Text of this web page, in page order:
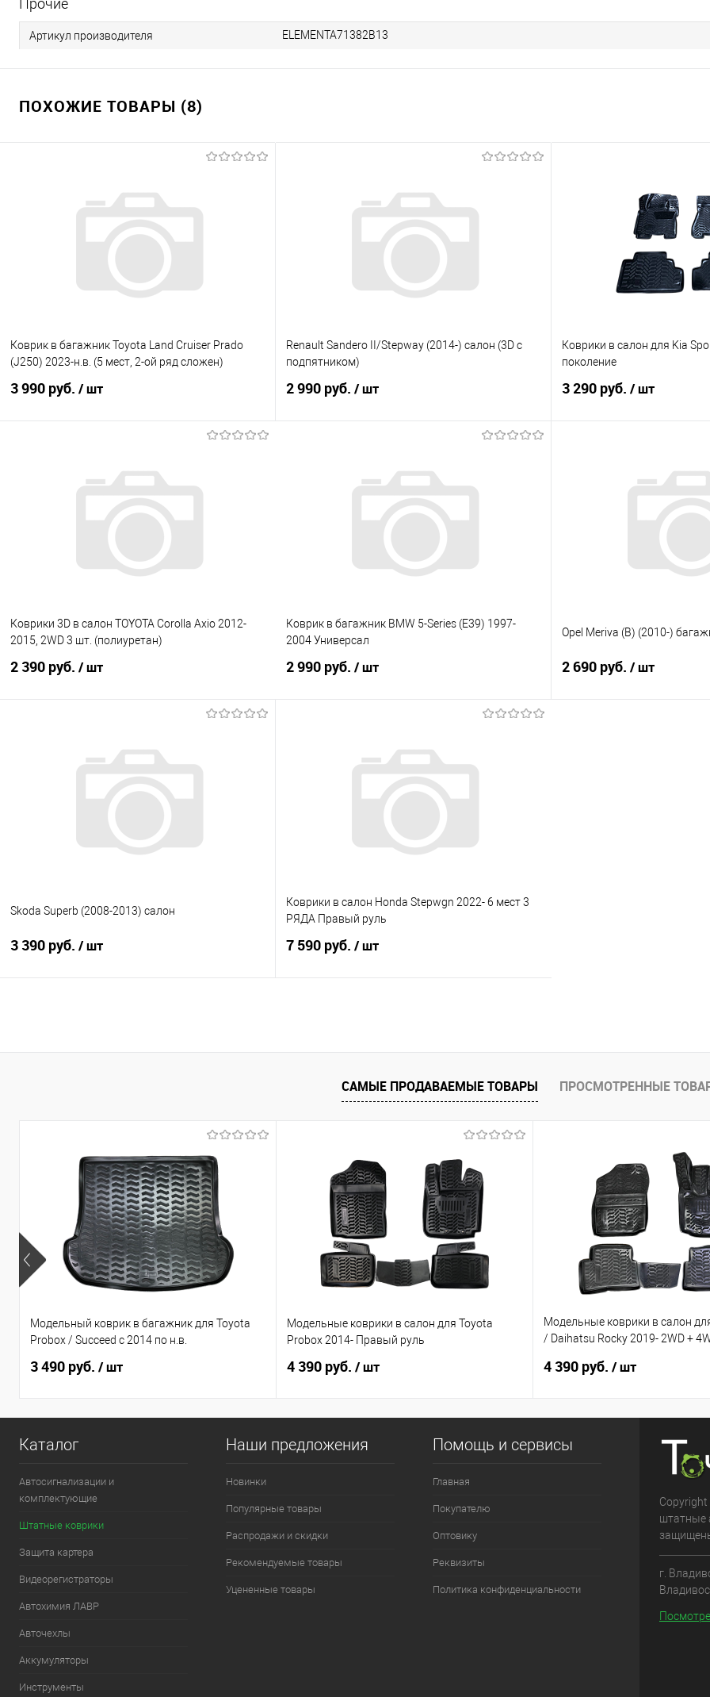
Прочие
Артикул производителя ELEMENTA71382B13
ПОХОЖИЕ ТОВАРЫ (8)
Коврик в багажник Toyota Land Cruiser Prado
(J250) 2023-н.в. (5 мест, 2-ой ряд сложен)
3 990 руб. / шт
Купить в 1 клик
Сравнение
В наличии
Renault Sandero II/Stepway (2014-) салон (3D с
подпятником)
2 990 руб. / шт
Купить в 1 клик
Сравнение
Под заказ
Коврики в салон для Kia
поколение
3 290 руб. / шт
Купить в 1 клик
Коврики 3D в салон TOYOTA Corolla Axio 2012-
2015, 2WD 3 шт. (полиуретан)
2 390 руб. / шт
Купить в 1 клик
Сравнение
В наличии
Коврик в багажник BMW 5-Series (E39) 1997-
2004 Универсал
2 990 руб. / шт
Купить в 1 клик
Сравнение
Под заказ
Opel Meriva (B) (2010-)
2 690 руб. / шт
Skoda Superb (2008-2013) cалон
3 390 руб. / шт
Купить в 1 клик
Сравнение
Коврики в салон Honda Stepwgn 2022- 6 мест 3
РЯДА Правый руль
7 590 руб. / шт
Купить в 1 клик
Сравнение
В избранное
Под заказ
САМЫЕ ПРОДАВАЕМЫЕ ТОВАРЫ ПРОСМОТРЕННЫЕ
Модельный коврик в багажник для Toyota
Probox / Succeed с 2014 по н.в.
3 490 руб. / шт
Модельные коврики в салон для Toyota
Probox 2014- Правый руль
4 390 руб. / шт
Модельные коврики в салон
/ Daihatsu Rocky 2019- 2WD +
4 390 руб. / шт
Каталог
Автосигнализации и
комплектующие
Штатные коврики
Защита картера
Видеорегистраторы
Автохимия ЛАВР
Авточехлы
Аккумуляторы
Инструменты
Наши предложения
Новинки
Популярные товары
Распродажи и скидки
Рекомендуемые товары
Уцененные товары
Помощь и сервисы
Главная
Покупателю
Оптовику
Реквизиты
Политика конфиденциальности
Copyright
штатные
г.